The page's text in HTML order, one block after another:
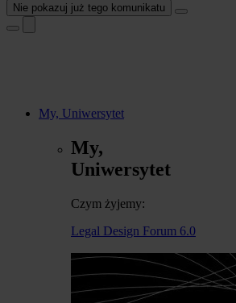
Nie pokazuj już tego komunikatu
My, Uniwersytet
My,
Uniwersytet
Czym żyjemy:
Legal Design Forum 6.0